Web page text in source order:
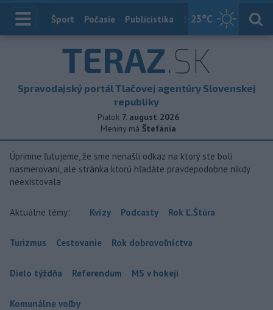
23°C
Index
Šport Počasie Publicistika Slovensko
TERAZ.SK
Spravodajský portál Tlačovej agentúry Slovenskej
republiky
Piatok 7. august 2026
Meniny má Štefánia
Úprimne ľutujeme, že sme nenašli odkaz na ktorý ste boli
nasmerovaní, ale stránka ktorú hľadáte pravdepodobne nikdy
neexistovala
Aktuálne témy: Kvízy Podcasty Rok Ľ.Štúra
Turizmus Cestovanie Rok dobrovoľníctva
Dielo týždňa Referendum MS v hokeji
Komunálne voľby